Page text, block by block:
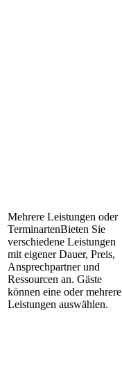
Mehrere Leistungen oder
TerminartenBieten Sie
verschiedene Leistungen
mit eigener Dauer, Preis,
Ansprechpartner und
Ressourcen an. Gäste
können eine oder mehrere
Leistungen auswählen.